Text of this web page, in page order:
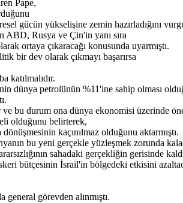
Pape,
gücün yükselişine zemin hazırladığını
ABD, Rusya ve Çin'in yanı sıra
ortaya çıkaracağı konusunda uyarmıştı.
bir dev olarak çıkmayı başarırsa
katılmalıdır.
dünya petrolünün %11'ine sahip olması
bu durum ona dünya ekonomisi üzerinde
olduğunu belirterek,
kaçınılmaz olduğunu aktarmıştı.
bu yeni gerçekle yüzleşmek zorunda
sahadaki gerçekliğin gerisinde
bütçesinin İsrail'in bölgedeki etkisini
görevden alınmıştı.